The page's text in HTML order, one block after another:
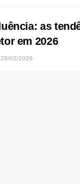
as
em 2026
28/02/2026